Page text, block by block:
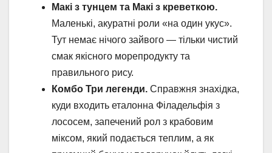
Макі з тунцем та Макі з креветкою.
Маленькі, акуратні роли «на один укус».
Тут немає нічого зайвого — тільки чистий
смак якісного морепродукту та
правильного рису.
Комбо Три легенди. Справжня знахідка,
куди входить еталонна Філадельфія з
лососем, запечений рол з крабовим
міксом, який подається теплим, а як